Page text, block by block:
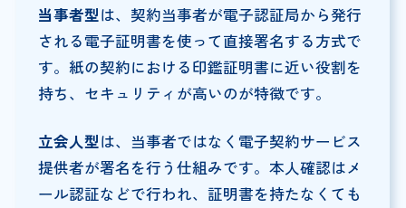
当事者型は、契約当事者が電子認証局から発行
される電子証明書を使って直接署名する方式で
す。紙の契約における印鑑証明書に近い役割を
持ち、セキュリティが高いのが特徴です。
立会人型は、当事者ではなく電子契約サービス
提供者が署名を行う仕組みです。本人確認はメ
ール認証などで行われ、証明書を持たなくても